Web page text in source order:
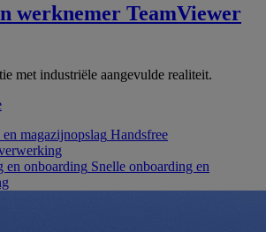
werknemer TeamViewer
met industriële aangevulde realiteit.
magazijnopslag Handsfree
en onboarding Snelle onboarding en